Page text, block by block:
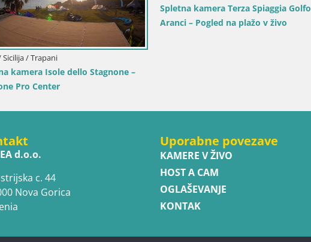
Sicilija / Trapani
kamera Isole dello Stagnone –
Pro Center
Spletna kamera Terza Spiaggia Golfo
Aranci – Pogled na plažo v živo
d.o.o.
c. 44
Nova Gorica
Uporabne povezave
KAMERE V ŽIVO
HOST A CAM
OGLAŠEVANJE
KONTAK